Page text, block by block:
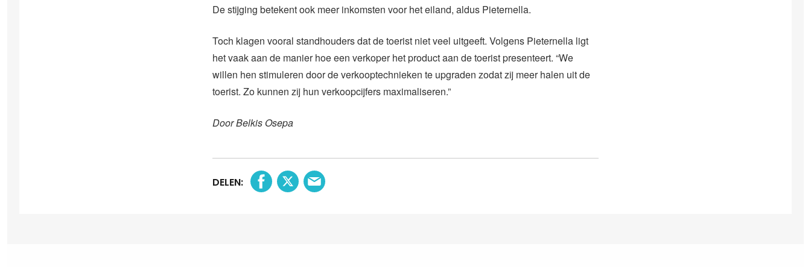
De stijging betekent ook meer inkomsten voor het eiland, aldus Pieternella.
Toch klagen vooral standhouders dat de toerist niet veel uitgeeft. Volgens Pieternella ligt
het vaak aan de manier hoe een verkoper het product aan de toerist presenteert. “We
willen hen stimuleren door de verkooptechnieken te upgraden zodat zij meer halen uit de
toerist. Zo kunnen zij hun verkoopcijfers maximaliseren.”
Door Belkis Osepa
DELEN: